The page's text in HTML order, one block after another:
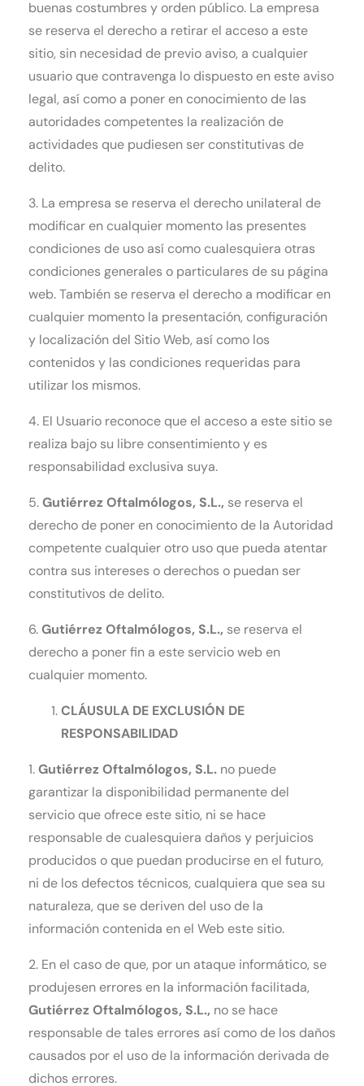
buenas costumbres y orden público. La empresa
se reserva el derecho a retirar el acceso a este
sitio, sin necesidad de previo aviso, a cualquier
usuario que contravenga lo dispuesto en este aviso
legal, así como a poner en conocimiento de las
autoridades competentes la realización de
actividades que pudiesen ser constitutivas de
delito.
3. La empresa se reserva el derecho unilateral de
modificar en cualquier momento las presentes
condiciones de uso así como cualesquiera otras
condiciones generales o particulares de su página
web. También se reserva el derecho a modificar en
cualquier momento la presentación, configuración
y localización del Sitio Web, así como los
contenidos y las condiciones requeridas para
utilizar los mismos.
4. El Usuario reconoce que el acceso a este sitio se
realiza bajo su libre consentimiento y es
responsabilidad exclusiva suya.
5.Gutiérrez Oftalmólogos, S.L., se reserva el
derecho de poner en conocimiento de la Autoridad
competente cualquier otro uso que pueda atentar
contra sus intereses o derechos o puedan ser
constitutivos de delito.
6.Gutiérrez Oftalmólogos, S.L., se reserva el
derecho a poner fin a este servicio web en
cualquier momento.
CLÁUSULA DE EXCLUSIÓN DE
RESPONSABILIDAD
1.Gutiérrez Oftalmólogos, S.L. no puede
garantizar la disponibilidad permanente del
servicio que ofrece este sitio, ni se hace
responsable de cualesquiera daños y perjuicios
producidos o que puedan producirse en el futuro,
ni de los defectos técnicos, cualquiera que sea su
naturaleza, que se deriven del uso de la
información contenida en el Web este sitio.
2. En el caso de que, por un ataque informático, se
produjesen errores en la información facilitada,
Gutiérrez Oftalmólogos, S.L., no se hace
responsable de tales errores así como de los daños
causados por el uso de la información derivada de
dichos errores.